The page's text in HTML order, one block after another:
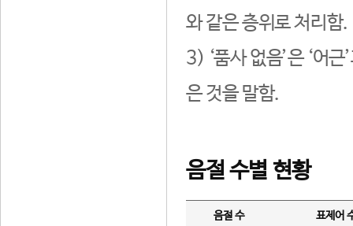
와 같은 층위로 처리함.
3) ‘품사 없음’은 ‘어
은 것을 말함.
음절 수별 현황
음절 수 표제어